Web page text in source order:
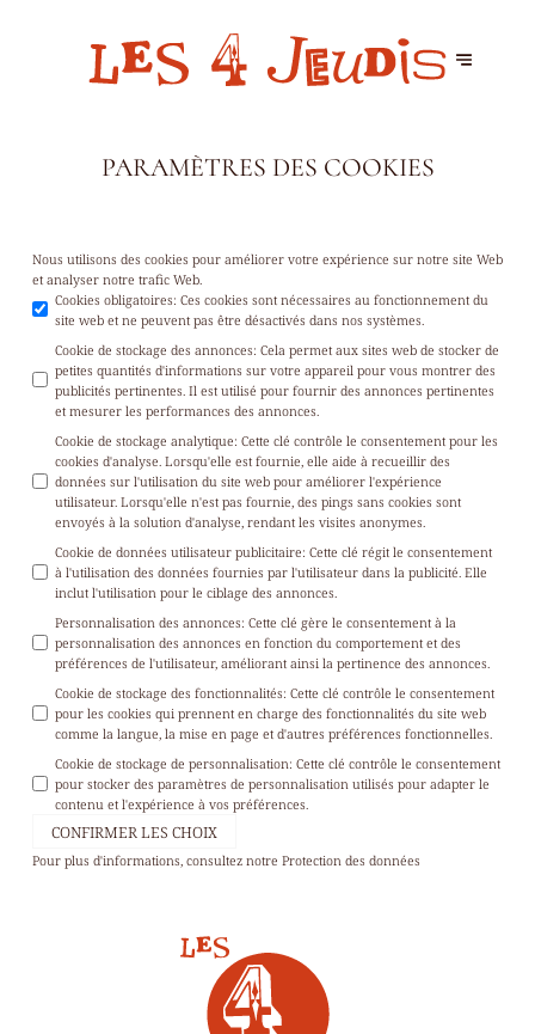
PARAMÈTRES DES COOKIES
Nous utilisons des cookies pour améliorer votre expérience sur notre site Web
et analyser notre trafic Web.
Cookies obligatoires: Ces cookies sont nécessaires au fonctionnement du
site web et ne peuvent pas être désactivés dans nos systèmes.
Cookie de stockage des annonces: Cela permet aux sites web de stocker de
petites quantités d'informations sur votre appareil pour vous montrer des
publicités pertinentes. Il est utilisé pour fournir des annonces pertinentes
et mesurer les performances des annonces.
Cookie de stockage analytique: Cette clé contrôle le consentement pour les
cookies d'analyse. Lorsqu'elle est fournie, elle aide à recueillir des
données sur l'utilisation du site web pour améliorer l'expérience
utilisateur. Lorsqu'elle n'est pas fournie, des pings sans cookies sont
envoyés à la solution d'analyse, rendant les visites anonymes.
Cookie de données utilisateur publicitaire: Cette clé régit le consentement
à l'utilisation des données fournies par l'utilisateur dans la publicité. Elle
inclut l'utilisation pour le ciblage des annonces.
Personnalisation des annonces: Cette clé gère le consentement à la
personnalisation des annonces en fonction du comportement et des
préférences de l'utilisateur, améliorant ainsi la pertinence des annonces.
Cookie de stockage des fonctionnalités: Cette clé contrôle le consentement
pour les cookies qui prennent en charge des fonctionnalités du site web
comme la langue, la mise en page et d'autres préférences fonctionnelles.
Cookie de stockage de personnalisation: Cette clé contrôle le consentement
pour stocker des paramètres de personnalisation utilisés pour adapter le
contenu et l'expérience à vos préférences.
CONFIRMER LES CHOIX
Pour plus d'informations, consultez notre Protection des données